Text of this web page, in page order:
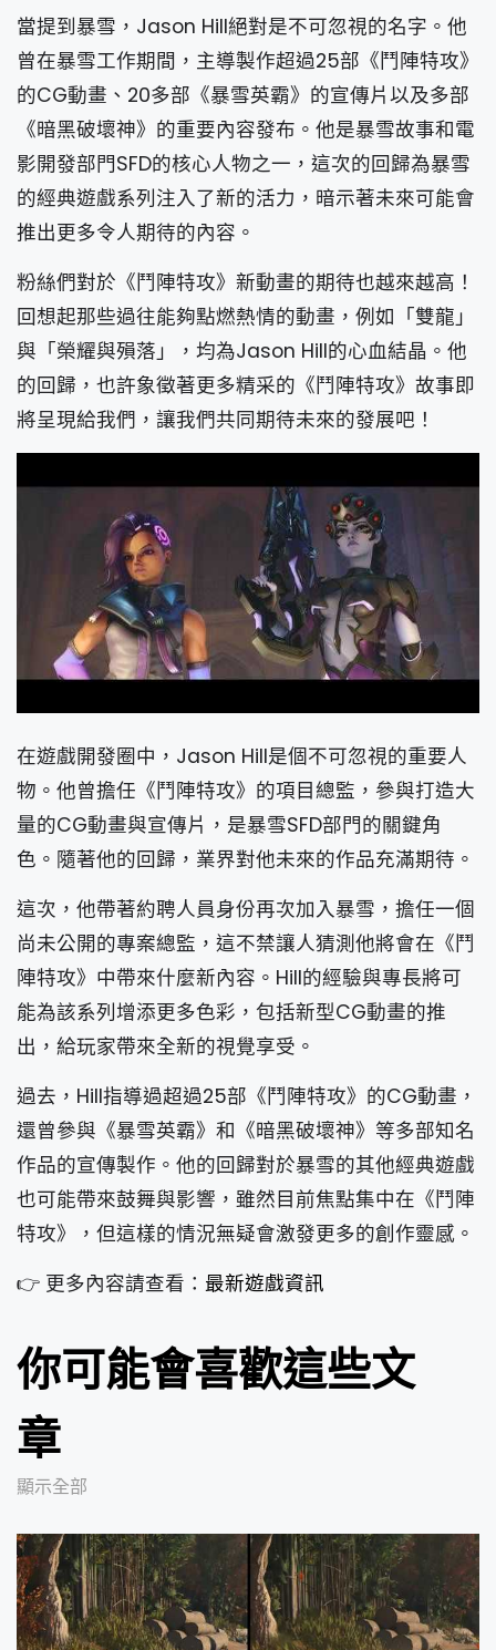
當提到暴雪，Jason Hill絕對是不可忽視的名字。他
曾在暴雪工作期間，主導製作超過25部《鬥陣特攻》
的CG動畫、20多部《暴雪英霸》的宣傳片以及多部
《暗黑破壞神》的重要內容發布。他是暴雪故事和電
影開發部門SFD的核心人物之一，這次的回歸為暴雪
的經典遊戲系列注入了新的活力，暗示著未來可能會
推出更多令人期待的內容。
粉絲們對於《鬥陣特攻》新動畫的期待也越來越高！
回想起那些過往能夠點燃熱情的動畫，例如「雙龍」
與「榮耀與殞落」，均為Jason Hill的心血結晶。他
的回歸，也許象徵著更多精采的《鬥陣特攻》故事即
將呈現給我們，讓我們共同期待未來的發展吧！
在遊戲開發圈中，Jason Hill是個不可忽視的重要人
物。他曾擔任《鬥陣特攻》的項目總監，參與打造大
量的CG動畫與宣傳片，是暴雪SFD部門的關鍵角
色。隨著他的回歸，業界對他未來的作品充滿期待。
這次，他帶著約聘人員身份再次加入暴雪，擔任一個
尚未公開的專案總監，這不禁讓人猜測他將會在《鬥
陣特攻》中帶來什麼新內容。Hill的經驗與專長將可
能為該系列增添更多色彩，包括新型CG動畫的推
出，給玩家帶來全新的視覺享受。
過去，Hill指導過超過25部《鬥陣特攻》的CG動畫，
還曾參與《暴雪英霸》和《暗黑破壞神》等多部知名
作品的宣傳製作。他的回歸對於暴雪的其他經典遊戲
也可能帶來鼓舞與影響，雖然目前焦點集中在《鬥陣
特攻》，但這樣的情況無疑會激發更多的創作靈感。
👉 更多內容請查看： 最新遊戲資訊
你可能會喜歡這些文
章
顯示全部